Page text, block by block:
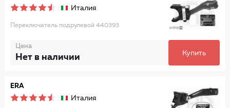
Италия
Переключатель подрулевой 440393
Цена
Нет в наличии Купить
ERA
Италия